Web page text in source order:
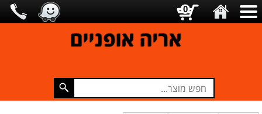
אריה אופניים
0